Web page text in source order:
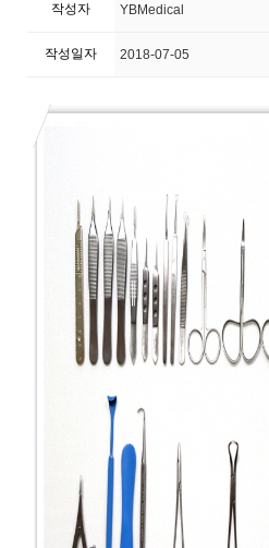
작성자 YBMedical
작성일자 2018-07-05